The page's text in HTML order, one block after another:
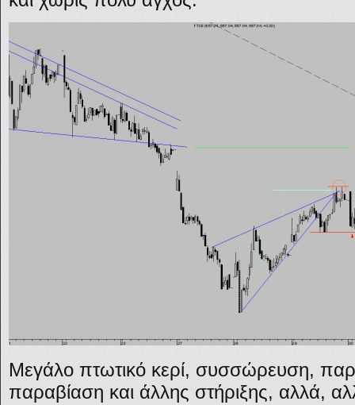
Μεγάλο πτωτικό κερί, συσσώρευση,
παραβίαση και άλλης στήριξης, αλλά,